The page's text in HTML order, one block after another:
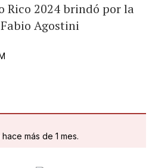
Rico 2024 brindó por la
Agostini
más de 1 mes.